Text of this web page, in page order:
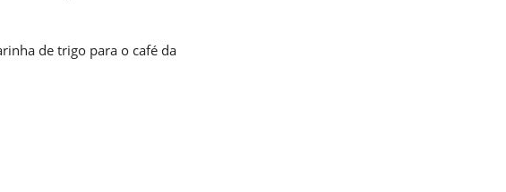
de trigo para o café da